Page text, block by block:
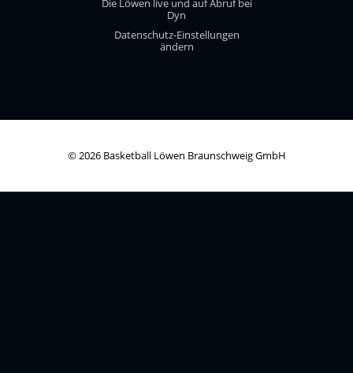
Die Löwen live und auf Abruf bei
Dyn
Datenschutz-Einstellungen
ändern
© 2026 Basketball Löwen Braunschweig GmbH